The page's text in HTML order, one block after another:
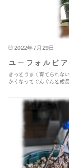
2022年7月29日
ユーフォルビ
きっとうまく育てられな
かくなってぐんぐんと成